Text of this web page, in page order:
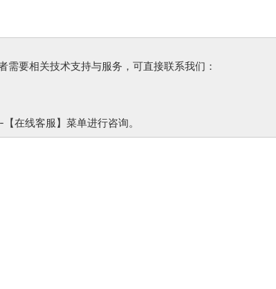
要相关技术支持与服务，可直接联系我们：
在线客服】菜单进行咨询。